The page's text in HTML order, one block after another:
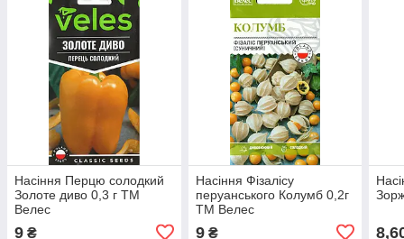
Насіння Перцю солодкий
Золоте диво 0,3 г ТМ
Велес
9 ₴
Насіння Фізалісу
перуанського Колумб 0,2г
ТМ Велес
9₴